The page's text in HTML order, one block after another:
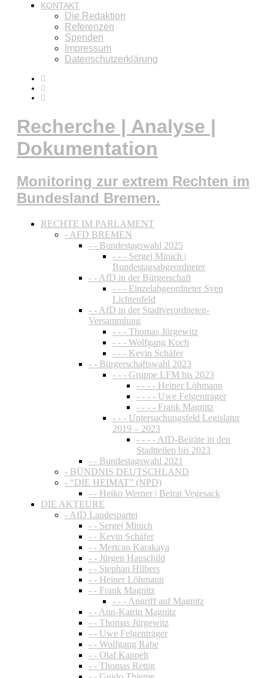
KONTAKT
Die Redaktion
Referenzen
Spenden
Impressum
Datenschutzerklärung
Recherche | Analyse |
Dokumentation
Monitoring zur extrem Rechten im
Bundesland Bremen.
RECHTE IM PARLAMENT
- AFD BREMEN
- - Bundestagswahl 2025
- - - Sergej Minich |
Bundestagsabgeordneter
- - AfD in der Bürgerschaft
- - - Einzelabgeordneter Sven
Lichtenfeld
- - AfD in der Stadtverordneten-
Versammlung
- - - Thomas Jürgewitz
- - - Wolfgang Koch
- - - Kevin Schäfer
- - Bürgerschaftswahl 2023
- - - Gruppe LFM bis 2023
- - - - Heiner Löhmann
- - - - Uwe Felgenträger
- - - - Frank Magnitz
- - - Untersuchungsfeld Legislatur
2019 – 2023
- - - - AfD-Beiräte in den
Stadtteilen bis 2023
- - Bundestagswahl 2021
- BÜNDNIS DEUTSCHLAND
- “DIE HEIMAT” (NPD)
- - Heiko Werner | Beirat Vegesack
DIE AKTEURE
- AfD Landespartei
- - Sergej Minich
- - Kevin Schäfer
- - Mertcan Karakaya
- - Jürgen Hauschild
- - Stephan Hilbers
- - Heiner Löhmann
- - Frank Magnitz
- - - Angriff auf Magnitz
- - Ann-Katrin Magnitz
- - Thomas Jürgewitz
- - Uwe Felgenträger
- - Wolfgang Rabe
- - Olaf Kappelt
- - Thomas Rettig